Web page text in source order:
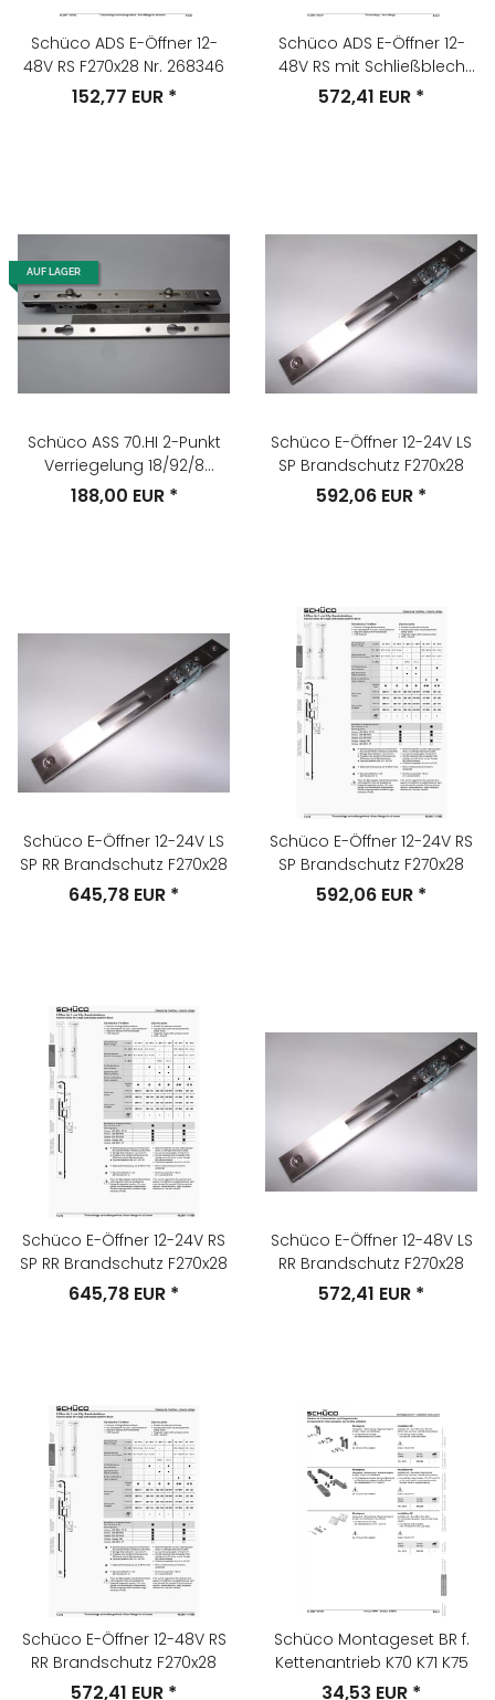
Schüco ADS E-Öffner 12-
48V RS F270x28 Nr. 268346
152,77 EUR *
Schüco ADS E-Öffner 12-
48V RS mit Schließblech
F270x28
572,41 EUR *
AUF LAGER
Schüco ASS 70.HI 2-Punkt
Verriegelung 18/92/8
U300x24 mit Schließleiste
188,00 EUR *
Schüco E-Öffner 12-24V LS
SP Brandschutz F270x28
592,06 EUR *
Schüco E-Öffner 12-24V LS
SP RR Brandschutz F270x28
645,78 EUR *
Schüco E-Öffner 12-24V RS
SP Brandschutz F270x28
592,06 EUR *
Schüco E-Öffner 12-24V RS
SP RR Brandschutz F270x28
645,78 EUR *
Schüco E-Öffner 12-48V LS
RR Brandschutz F270x28
572,41 EUR *
Schüco E-Öffner 12-48V RS
RR Brandschutz F270x28
572,41 EUR *
Schüco Montageset BR f.
Kettenantrieb K70 K71 K75
34,53 EUR *